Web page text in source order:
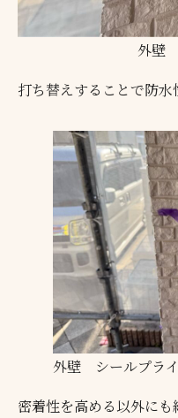
外壁
打ち替えすることで防水
外壁 シールプラ
密着性を高める以外に